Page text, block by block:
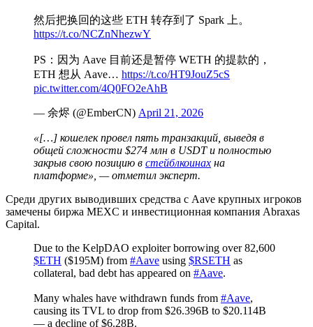
然后把换回的这些 ETH 转存到了 Spark 上。
https://t.co/NCZnNhezwY
PS：因为 Aave 目前还是暂停 WETH 的提款的，
ETH 想从 Aave… https://t.co/HT9JouZ5cS
pic.twitter.com/4Q0FO2eAhB
— 余烬 (@EmberCN) April 21, 2026
«[…] кошелек провел пять транзакций, выведя в
общей сложности $274 млн в USDT и полностью
закрыв свою позицию в стейблкоинах на
платформе», — отметил эксперт.
Среди других выводивших средства с Aave крупных игроков
замечены биржа MEXC и инвестиционная компания Abraxas
Capital.
Due to the KelpDAO exploiter borrowing over 82,600
$ETH ($195M) from #Aave using $RSETH as
collateral, bad debt has appeared on #Aave.
Many whales have withdrawn funds from #Aave,
causing its TVL to drop from $26.396B to $20.114B
— a decline of $6.28B.